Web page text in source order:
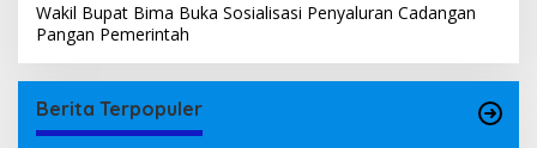
Wakil Bupat Bima Buka Sosialisasi Penyaluran Cadangan
Pangan Pemerintah
Berita Terpopuler